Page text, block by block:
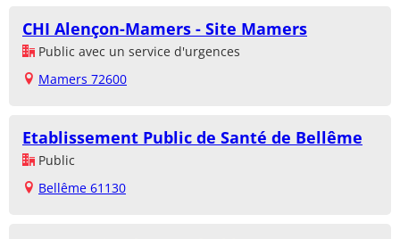
CHI Alençon-Mamers - Site Mamers
Public avec un service d'urgences
Mamers 72600
Etablissement Public de Santé de Bellême
Public
Bellême 61130